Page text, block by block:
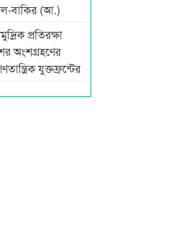
বাকির (আ.)
প্রতিরক্ষা
অংশগ্রহণের
যুক্তফ্রন্টের